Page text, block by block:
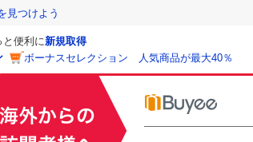
見つけよう
と便利に新規取得
ボーナスセレクション 人気商品が最大40％